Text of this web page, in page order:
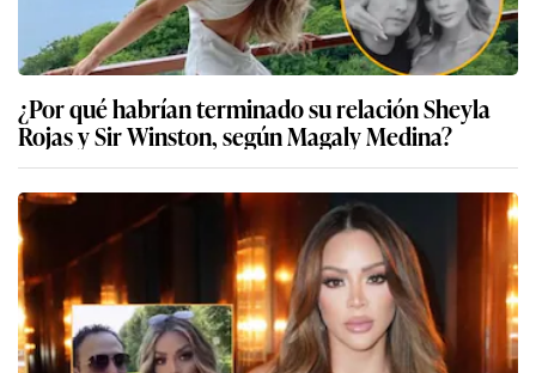
¿Por qué habrían terminado su relación Sheyla
Rojas y Sir Winston, según Magaly Medina?